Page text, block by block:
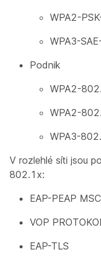
WPA2-
WPA3-
Podnik
WPA2-
WPA2-
WPA3-
V rozlehlé síti jsou
802.1x:
EAP-PEAP
VOP
EAP-TLS